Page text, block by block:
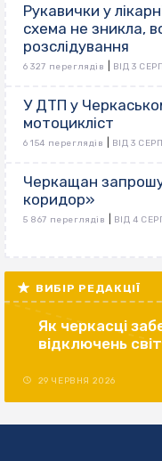
Рукавички у
схема не зникла,
розслідування
6 327 переглядів ВІД 3
У ДТП у
мотоцикліст
6 154 переглядів ВІД 3
Черкащан
коридор»
5 867 переглядів ВІД 4
ВИБІР РЕДАКЦІЇ
Як черкасці
відключень
29 ЧЕРВНЯ 2026